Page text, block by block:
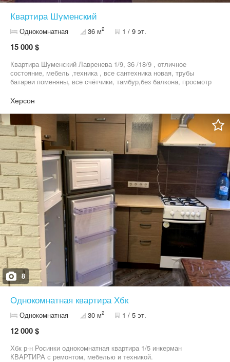
Квартира Шуменский
Однокомнатная 36 м2 1 / 9 эт.
15 000 $
Квартира Шуменский Лавренева 1/9, 36 /18/9 , отличное
состояние, мебель ,техника , все сантехника новая, трубы
батареи поменяны, все счётчики, тамбур,без балкона, просмотр
Херсон
8
Однокомнатная квартира Хбк
Однокомнатная 30 м2 1 / 5 эт.
12 000 $
Хбк р-н Росинки однокомнатная квартира 1/5 инкерман
КВАРТИРА с ремонтом, мебелью и техникой.